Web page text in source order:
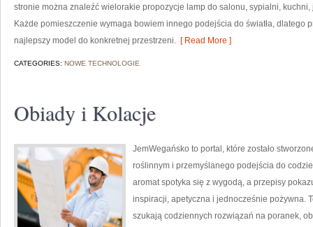
stronie można znaleźć wielorakie propozycje lamp do salonu, sypialni,
Każde pomieszczenie wymaga bowiem innego podejścia do światła, dlatego
najlepszy model do konkretnej przestrzeni. [ Read More ]
CATEGORIES: NOWE TECHNOLOGIE
Obiady i Kolacje
JemWegańsko to portal, które zostało
roślinnym i przemyślanego podejścia do
aromat spotyka się z wygodą, a przepisy
inspiracji, apetyczna i jednocześnie pożywna.
szukają codziennych rozwiązań na poranek,